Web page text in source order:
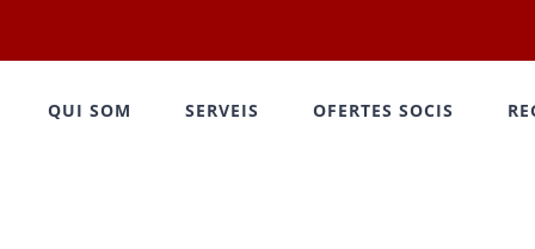
QUI SOM SERVEIS OFERTES SOCIS